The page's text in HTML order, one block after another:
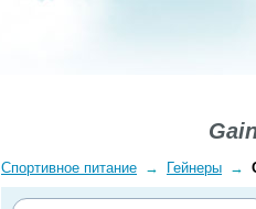
Спортивное питание → Гейнеры →